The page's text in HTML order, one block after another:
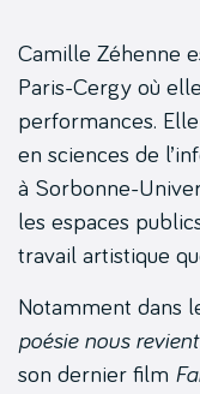
Camille Zéhenne
Paris-Cergy où
performances.
en sciences de
à Sorbonne-
les espaces
travail artistique
Notamment dans
poésie nous
son dernier film